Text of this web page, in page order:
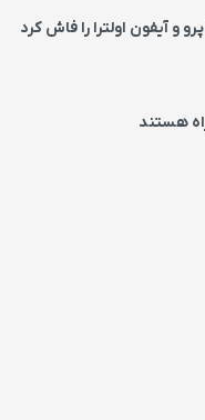
کاویار مشخصات آیفون ۱۸ پرو و آیفون اولترا را فاش کرد
هستند